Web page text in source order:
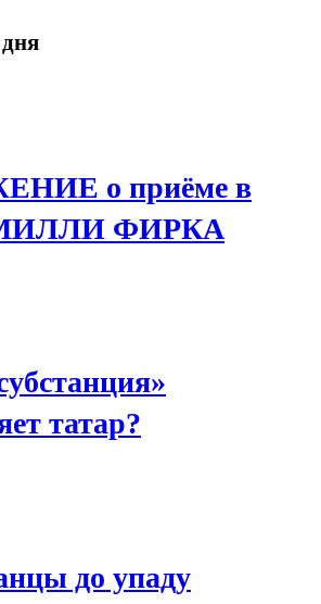
о приёме в
ФИРКА
татар?
до упаду